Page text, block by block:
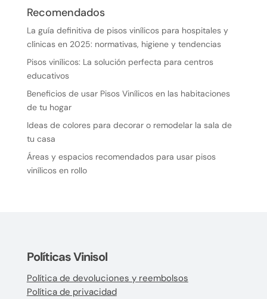
Recomendados
La guía definitiva de pisos vinílicos para hospitales y
clínicas en 2025: normativas, higiene y tendencias
Pisos vinílicos: La solución perfecta para centros
educativos
Beneficios de usar Pisos Vinílicos en las habitaciones
de tu hogar
Ideas de colores para decorar o remodelar la sala de
tu casa
Áreas y espacios recomendados para usar pisos
vinílicos en rollo
Políticas Vinisol
Política de devoluciones y reembolsos
Política de privacidad